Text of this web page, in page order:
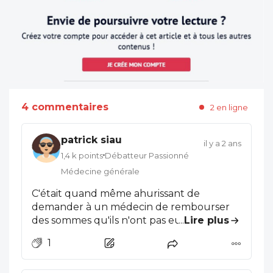
4 commentaires 2 en ligne
patrick siau
1,4 k points Débatteur Passionné
Médecine générale
il y a 2 ans
C'était quand même ahurissant de
demander à un médecin de rembourser
des sommes qu'ils n'ont pas eux même
dures je trouve. Il y a quelques années,
c'était une saisine de la section des
... Lire plus
1